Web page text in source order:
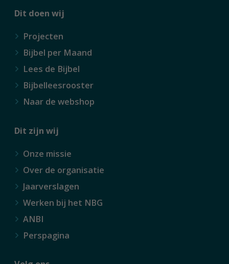
Dit doen wij
Projecten
Bijbel per Maand
Lees de Bijbel
Bijbelleesrooster
Naar de webshop
Dit zijn wij
Onze missie
Over de organisatie
Jaarverslagen
Werken bij het NBG
ANBI
Perspagina